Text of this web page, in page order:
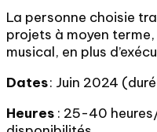
La personne choisie
projets à moyen
musical, en plus
Dates: Juin 2024
Heures : 25-40